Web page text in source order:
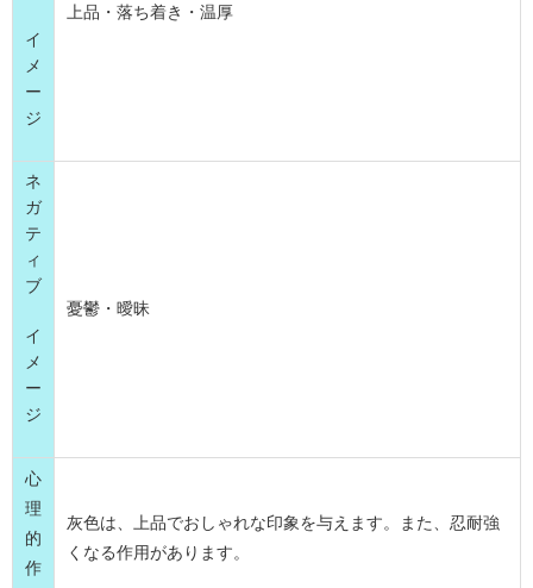
イ
メ
ー
ジ
上品・落ち着き・温厚
ネ
ガ
テ
ィ
ブ
イ
メ
ー
ジ
憂鬱・曖昧
心
理
的
作
灰色は、上品でおしゃれな印象を与えます。また、忍耐強
くなる作用があります。